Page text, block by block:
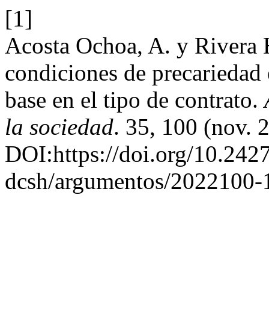
[1]
Acosta Ochoa, A. y Rivera
condiciones de
base en el tipo de contrato.
la sociedad. 35, 100 (nov.
DOI:https://doi.org/
dcsh/argumentos/2022100-